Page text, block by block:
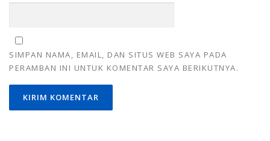
SIMPAN NAMA, EMAIL, DAN SITUS WEB SAYA PADA
PERAMBAN INI UNTUK KOMENTAR SAYA BERIKUTNYA.